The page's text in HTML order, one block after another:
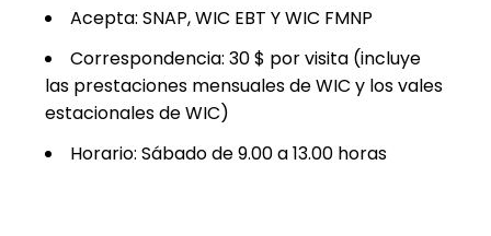
Acepta: SNAP, WIC EBT Y WIC FMNP
Correspondencia: 30 $ por visita (incluye
las prestaciones mensuales de WIC y los vales
estacionales de WIC)
Horario: Sábado de 9.00 a 13.00 horas